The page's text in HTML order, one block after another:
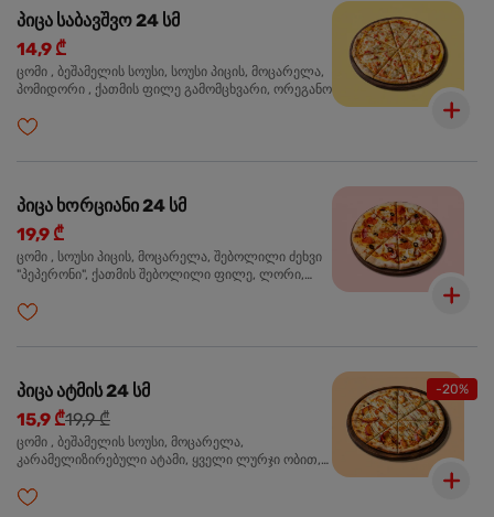
პიცა საბავშვო 24 სმ
14,9 ₾
ცომი , ბეშამელის სოუსი, სოუსი პიცის, მოცარელა,
პომიდორი , ქათმის ფილე გამომცხვარი, ორეგანო
პიცა ხორციანი 24 სმ
19,9 ₾
ცომი , სოუსი პიცის, მოცარელა, შებოლილი ძეხვი
"პეპერონი", ქათმის შებოლილი ფილე, ლორი,
-20%
პიცა ატმის 24 სმ
15,9 ₾19,9 ₾
ცომი , ბეშამელის სოუსი, მოცარელა,
კარამელიზირებული ატამი, ყველი ლურჯი ობით,